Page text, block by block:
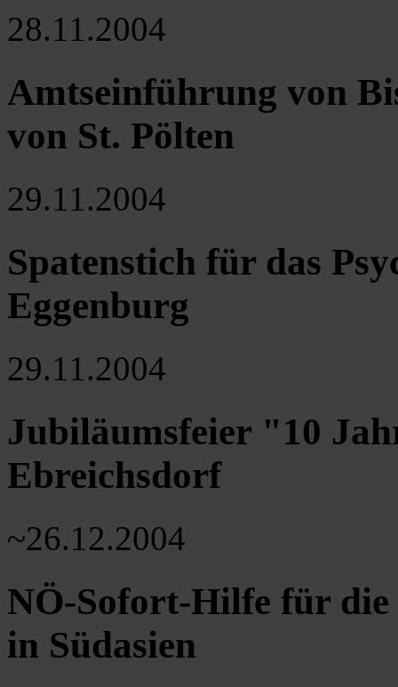
28.11.2004
Amtseinführung von
von St. Pölten
29.11.2004
Spatenstich für das
Eggenburg
29.11.2004
Jubiläumsfeier "10
Ebreichsdorf
~26.12.2004
NÖ-Sofort-Hilfe für
in Südasien